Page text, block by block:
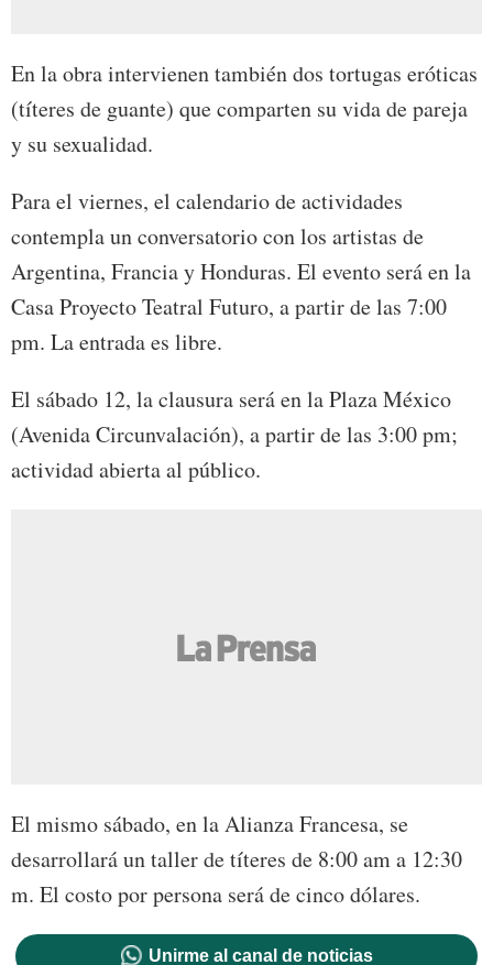
En la obra intervienen también dos tortugas eróticas
(títeres de guante) que comparten su vida de pareja
y su sexualidad.
Para el viernes, el calendario de actividades
contempla un conversatorio con los artistas de
Argentina, Francia y Honduras. El evento será en la
Casa Proyecto Teatral Futuro, a partir de las 7:00
pm. La entrada es libre.
El sábado 12, la clausura será en la Plaza México
(Avenida Circunvalación), a partir de las 3:00 pm;
actividad abierta al público.
El mismo sábado, en la Alianza Francesa, se
desarrollará un taller de títeres de 8:00 am a 12:30
m. El costo por persona será de cinco dólares.
Unirme al canal de noticias